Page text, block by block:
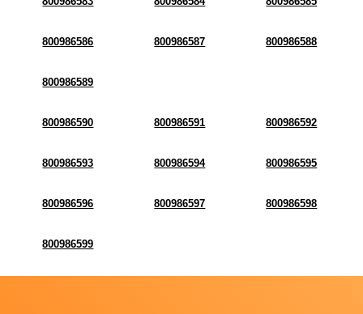
800986586 800986587 800986588
800986589
800986590 800986591 800986592
800986593 800986594 800986595
800986596 800986597 800986598
800986599